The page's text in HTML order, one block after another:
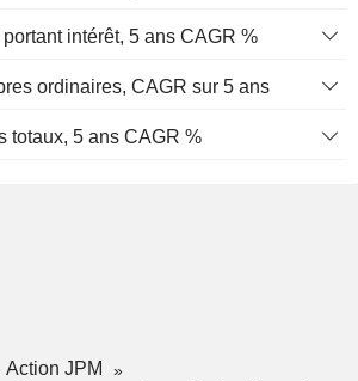
intérêt, 5 ans CAGR %
ordinaires, CAGR sur 5 ans
totaux, 5 ans CAGR %
Action JPM